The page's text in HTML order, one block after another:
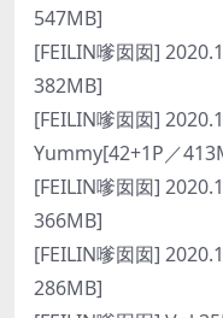
547MB]
[FEILIN嗲囡囡]
382MB]
[FEILIN嗲囡囡]
Yummy[42+1P／
[FEILIN嗲囡囡]
366MB]
[FEILIN嗲囡囡]
286MB]